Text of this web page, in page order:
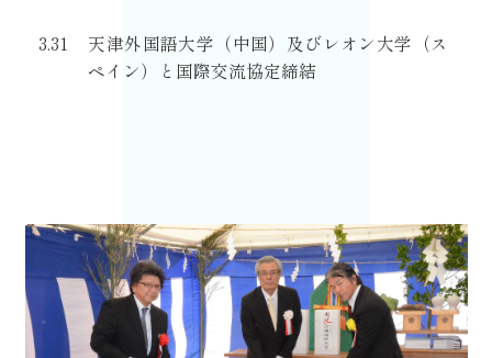
3.31
天津外国語大学（中国）及びレオン大学（ス
ペイン）と国際交流協定締結